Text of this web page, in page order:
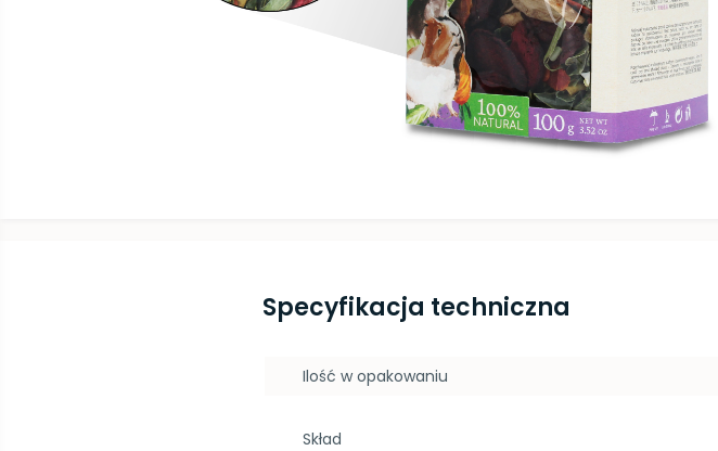
Specyfikacja techniczna
Ilość w opakowaniu
Skład